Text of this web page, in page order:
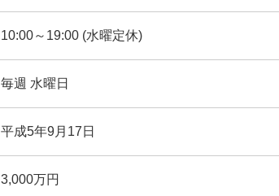
10:00～19:00 (水曜定休)
毎週 水曜日
平成5年9月17日
3,000万円